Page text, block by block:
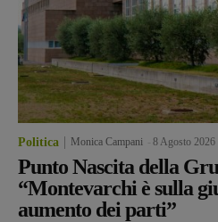
Politica Monica Campani 8 Agosto 2026
Punto Nascita della
“Montevarchi è sulla
aumento dei parti”